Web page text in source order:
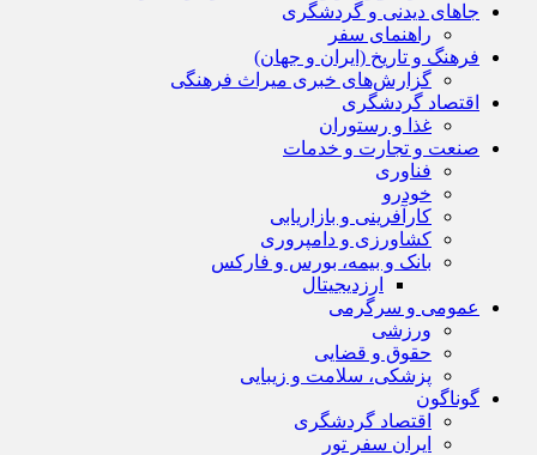
جاهای دیدنی و گردشگری
راهنمای سفر
فرهنگ و تاریخ (ایران و جهان)
گزارش‌های خبری میراث فرهنگی
اقتصاد گردشگری
غذا و رستوران
صنعت و تجارت و خدمات
فناوری
خودرو
کارآفرینی و بازاریابی
کشاورزی و دامپروری
بانک و بیمه، بورس و فارکس
ارزدیجیتال
عمومی و سرگرمی
ورزشی
حقوق و قضایی
پزشکی، سلامت و زیبایی
گوناگون
اقتصاد گردشگری
ایران سفر تور